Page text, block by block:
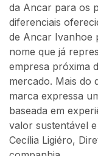
da Ancar para os
diferenciais
de Ancar Ivanhoe
nome que já
empresa próxima
mercado. Mais do
marca expressa
baseada em
valor sustentável
Cecília Ligiéro,